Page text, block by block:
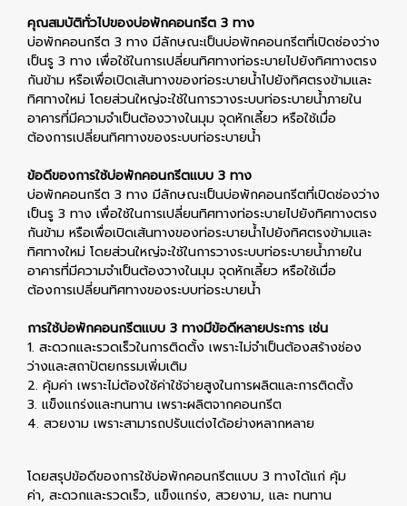
คุณสมบัติทั่วไปของบ่อพักคอนกรีต 3 ทาง
บ่อพักคอนกรีต 3 ทาง มีลักษณะเป็นบ่อพักคอนกรีตที่เปิดช่องว่าง
เป็นรู 3 ทาง เพื่อใช้ในการเปลี่ยนทิศทางท่อระบายไปยังทิศทางตรง
กันข้าม หรือเพื่อเปิดเส้นทางของท่อระบายน้ำไปยังทิศตรงข้ามและ
ทิศทางใหม่ โดยส่วนใหญ่จะใช้ในการวางระบบท่อระบายน้ำภายใน
อาคารที่มีความจำเป็นต้องวางในมุม จุดหักเลี้ยว หรือใช้เมื่อ
ต้องการเปลี่ยนทิศทางของระบบท่อระบายน้ำ
ข้อดีของการใช้บ่อพักคอนกรีตแบบ 3 ทาง
บ่อพักคอนกรีต 3 ทาง มีลักษณะเป็นบ่อพักคอนกรีตที่เปิดช่องว่าง
เป็นรู 3 ทาง เพื่อใช้ในการเปลี่ยนทิศทางท่อระบายไปยังทิศทางตรง
กันข้าม หรือเพื่อเปิดเส้นทางของท่อระบายน้ำไปยังทิศตรงข้ามและ
ทิศทางใหม่ โดยส่วนใหญ่จะใช้ในการวางระบบท่อระบายน้ำภายใน
อาคารที่มีความจำเป็นต้องวางในมุม จุดหักเลี้ยว หรือใช้เมื่อ
ต้องการเปลี่ยนทิศทางของระบบท่อระบายน้ำ
การใช้บ่อพักคอนกรีตแบบ 3 ทางมีข้อดีหลายประการ เช่น
1. สะดวกและรวดเร็วในการติดตั้ง เพราะไม่จำเป็นต้องสร้างช่อง
ว่างและสถาปัตยกรรมเพิ่มเติม
2. คุ้มค่า เพราะไม่ต้องใช้ค่าใช้จ่ายสูงในการผลิตและการติดตั้ง
3. แข็งแกร่งและทนทาน เพราะผลิตจากคอนกรีต
4. สวยงาม เพราะสามารถปรับแต่งได้อย่างหลากหลาย
โดยสรุปข้อดีของการใช้บ่อพักคอนกรีตแบบ 3 ทางได้แก่ คุ้ม
ค่า, สะดวกและรวดเร็ว, แข็งแกร่ง, สวยงาม, และ ทนทาน